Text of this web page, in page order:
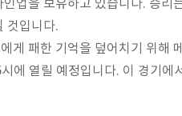
업을 보유하고 있습니다. 승리
것입니다.
게 패한 기억을 덮어치기 위해
에 열릴 예정입니다. 이 경기에